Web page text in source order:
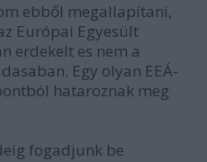
ebből megallapítani,
Európai Egyesült
erdekelt es nem a
Egy olyan EEÁ-
hataroznak meg
fogadjunk be